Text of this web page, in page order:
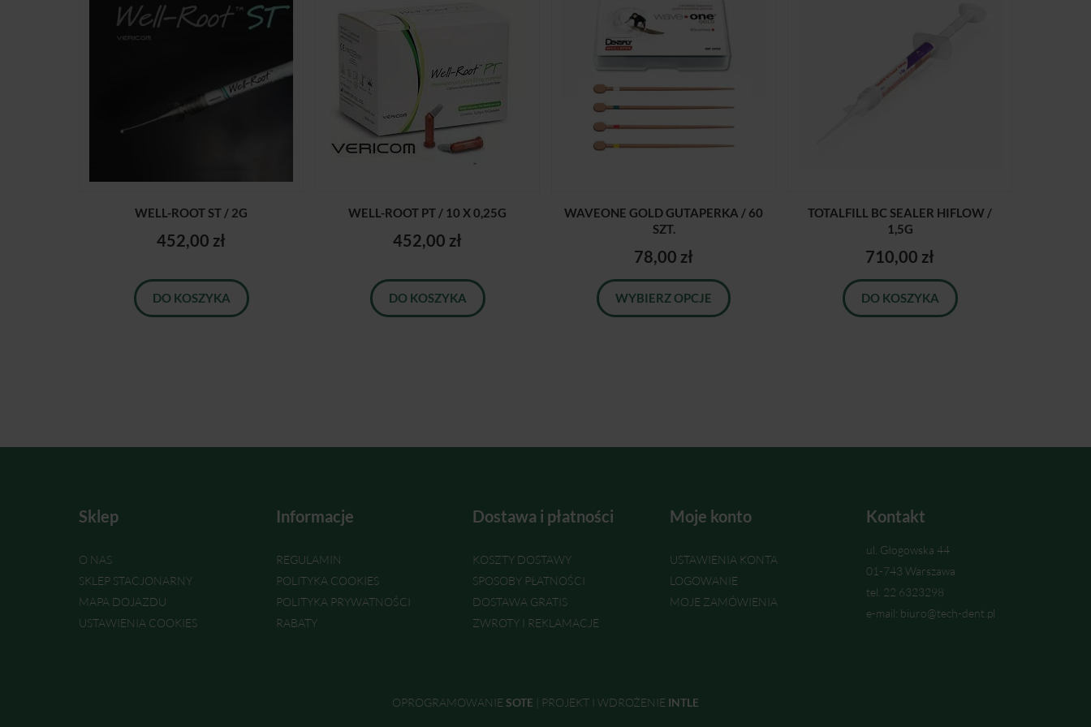
WELL-ROOT ST / 2G
452,00 zł
DO KOSZYKA
WELL-ROOT PT / 10 X 0,25G
452,00 zł
DO KOSZYKA
WAVEONE GOLD GUTAPERKA / 60
SZT.
78,00 zł
WYBIERZ OPCJE
TOTALFILL BC SEALER HIFLOW /
1,5G
710,00 zł
DO KOSZYKA
Sklep
O NAS
SKLEP STACJONARNY
MAPA DOJAZDU
USTAWIENIA COOKIES
Informacje
REGULAMIN
POLITYKA COOKIES
POLITYKA PRYWATNOŚCI
RABATY
Dostawa i płatności
KOSZTY DOSTAWY
SPOSOBY PŁATNOŚCI
DOSTAWA GRATIS
ZWROTY I REKLAMACJE
Moje konto
USTAWIENIA KONTA
LOGOWANIE
MOJE ZAMÓWIENIA
Kontakt
ul. Głogowska 44
01-743 Warszawa
tel. 22 6323298
e-mail: biuro@tech-dent.pl
OPROGRAMOWANIE SOTE PROJEKT I WDROŻENIE INTLE